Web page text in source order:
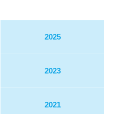
2025
2023
2021